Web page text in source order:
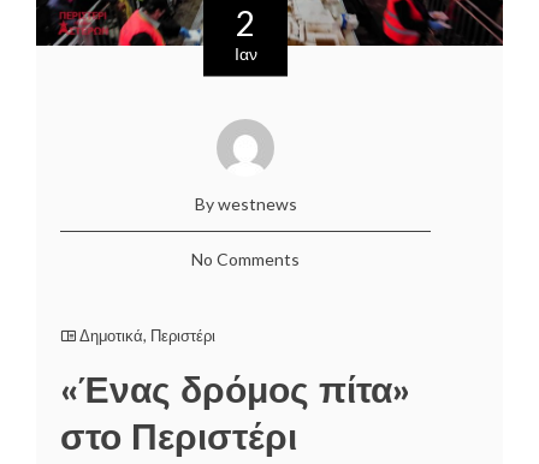
2
Ιαν
By westnews
No Comments
Δημοτικά, Περιστέρι
«Ένας δρόμος πίτα»
στο Περιστέρι